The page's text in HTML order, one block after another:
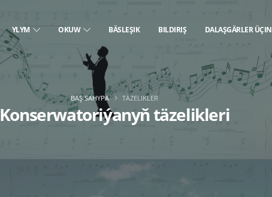
YLYM OKUW BÄSLEŞIK BILDIRIŞ DALAŞGÄRLER ÜÇIN
Konserwatoriýanyň täzelikleri
BAŞ SAHYPA TÄZELIKLER